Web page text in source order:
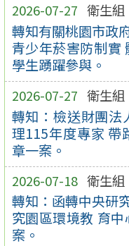
2026-07-27 衛生組
轉知有關桃園市政
青少年菸害防制實
學生踴躍參與。
2026-07-27 衛生組
轉知：檢送財團法
理115年度專家 帶
章一案。
2026-07-18 衛生組
轉知：函轉中央研
究園區環境教 育
案。